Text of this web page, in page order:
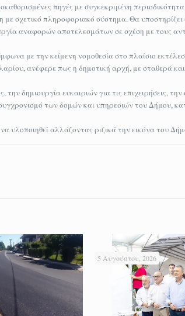
πηγές με συγκεκριμένη
με σχετικό πληροφοριακό σύστημα. Θα
αναφορών αποτελεσμάτων σε σχέση με τους
με την κείμενη νομοθεσία στο πλαίσιο
ανέφερε πως η δημοτική αρχή, με σταθερά
δημιουργία ευκαιριών για τις επιχειρήσεις,
των δομών και υπηρεσιών του Δήμου,
υλοποιηθεί αλλάζοντας ριζικά την εικόνα του
5 Αυγούστου, 2026